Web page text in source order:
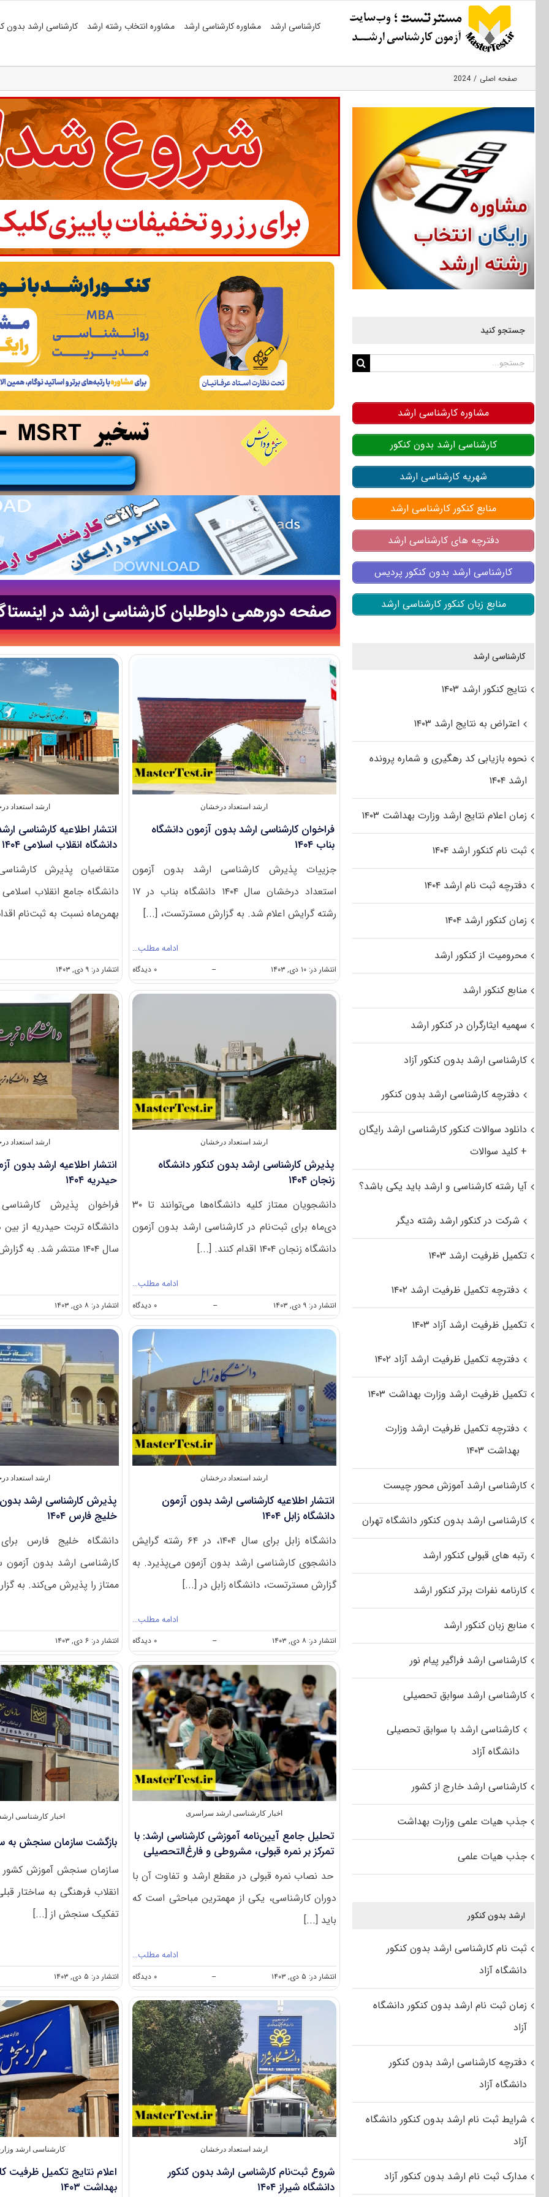
کارشناسی ارشد مشاوره کارشناسی ارشد مشاوره انتخاب رشته ارشد کارشناسی ارشد بدون
صفحه اصلی 2024
ارشد استعداد درخشان
فراخوان کارشناسی ارشد بدون آزمون دانشگاه
بناب ۱۴۰۴
جزییات پذیرش کارشناسی ارشد بدون آزمون
استعداد درخشان سال ۱۴۰۴ دانشگاه بناب در ۱۷
رشته گرایش اعلام شد. به گزارش مسترتست، [...]
ادامه مطلب…
انتشار در: ۱۰ دی, ۱۴۰۳ -- ۰ دیدگاه
فراخوان
کارشناسی
ارشد
بدون
آزمون
دانشگاه
بناب
۱۴۰۴
ارشد استعداد
انتشار اطلاعیه کارشناسی
دانشگاه انقلاب اسلامی ۱۴۰۴
متقاضیان پذیرش
بهمن‌ماه نسبت به ثبت‌نام
انتشار در: ۹ دی, ۱۴۰۳
ارشد استعداد درخشان
پذیرش کارشناسی ارشد بدون کنکور دانشگاه
زنجان ۱۴۰۴
دانشجویان ممتاز کلیه دانشگاه‌ها می‌توانند تا ۳۰
دی‌ماه برای ثبت‌نام در کارشناسی ارشد بدون آزمون
دانشگاه زنجان ۱۴۰۴ اقدام کنند. [...]
ادامه مطلب…
انتشار در: ۹ دی, ۱۴۰۳ -- ۰ دیدگاه
پذیرش
کارشناسی
ارشد
دانشگاه
۱۴۰۴
ارشد استعداد
انتشار اطلاعیه ارشد بدون
حیدریه ۱۴۰۴
فراخوان پذیرش
دانشگاه تربت حیدریه از بین
سال ۱۴۰۴ منتشر شد. به گزارش مسترتست، [...]
انتشار در: ۸ دی, ۱۴۰۳
ارشد استعداد درخشان
انتشار اطلاعیه کارشناسی ارشد بدون آزمون
دانشگاه زابل ۱۴۰۴
دانشگاه زابل برای سال ۱۴۰۴، در ۶۴ رشته گرایش
دانشجوی کارشناسی ارشد بدون آزمون می‌پذیرد. به
گزارش مسترتست، دانشگاه زابل در [...]
ادامه مطلب…
انتشار در: ۸ دی, ۱۴۰۳ -- ۰ دیدگاه
انتشار
اطلاعیه
کارشناسی
ارشد
بدون
آزمون
دانشگاه
۱۴۰۴
ارشد استعداد
پذیرش کارشناسی ارشد بدون
خلیج فارس ۱۴۰۴
دانشگاه خلیج فارس
ممتاز را پذیرش می‌کند. به
انتشار در: ۶ دی, ۱۴۰۳
اخبار کارشناسی ارشد سراسری
تحلیل جامع آیین‌نامه آموزشی کارشناسی ارشد: با
تمرکز بر نمره قبولی، مشروطی و فارغ‌التحصیلی
حد نصاب نمره قبولی در مقطع ارشد و تفاوت آن با
دوران کارشناسی، یکی از مهمترین مباحثی است که
باید [...]
ادامه مطلب…
انتشار در: ۵ دی, ۱۴۰۳ -- ۰ دیدگاه
تحلیل
جامع
آیین‌نامه
آموزشی
کارشناسی
ارشد:
با
تمرکز
بر
نمره
قبولی،
مشروطی
و
فارغ‌التحصیلی
اخبار کارشناسی
بازگشت سازمان سنجش به
سازمان سنجش آموزش کشور
انقلاب فرهنگی به ساختار
تفکیک سنجش از [...]
انتشار در: ۵ دی, ۱۴۰۳
ارشد استعداد درخشان
شروع ثبت‌نام کارشناسی ارشد بدون کنکور
دانشگاه شیراز ۱۴۰۴
کارشناسی ارشد
اعلام نتایج تکمیل ظرفیت
بهداشت ۱۴۰۳
جستجو کنید
جستجو
مشاوره کارشناسی ارشد
کارشناسی ارشد بدون کنکور
شهریه کارشناسی ارشد
منابع کنکور کارشناسی ارشد
دفترچه های کارشناسی ارشد
کارشناسی ارشد بدون کنکور پردیس
منابع زبان کنکور کارشناسی ارشد
کارشناسی ارشد
نتایج کنکور ارشد ۱۴۰۳
اعتراض به نتایج ارشد ۱۴۰۳
نحوه بازیابی کد رهگیری و شماره پرونده
ارشد ۱۴۰۴
زمان اعلام نتایج ارشد وزارت بهداشت ۱۴۰۳
ثبت نام کنکور ارشد ۱۴۰۴
دفترچه ثبت نام ارشد ۱۴۰۴
زمان کنکور ارشد ۱۴۰۴
محرومیت از کنکور ارشد
منابع کنکور ارشد
سهمیه ایثارگران در کنکور ارشد
کارشناسی ارشد بدون کنکور آزاد
دفترچه کارشناسی ارشد بدون کنکور
دانلود سوالات کنکور کارشناسی ارشد رایگان
+ کلید سوالات
آیا رشته کارشناسی و ارشد باید یکی باشد؟
شرکت در کنکور ارشد رشته دیگر
تکمیل ظرفیت ارشد ۱۴۰۳
دفترچه تکمیل ظرفیت ارشد ۱۴۰۲
تکمیل ظرفیت ارشد آزاد ۱۴۰۳
دفترچه تکمیل ظرفیت ارشد آزاد ۱۴۰۲
تکمیل ظرفیت ارشد وزارت بهداشت ۱۴۰۳
دفترچه تکمیل ظرفیت ارشد وزارت
بهداشت ۱۴۰۳
کارشناسی ارشد آموزش محور چیست
کارشناسی ارشد بدون کنکور دانشگاه تهران
رتبه های قبولی کنکور ارشد
کارنامه نفرات برتر کنکور ارشد
منابع زبان کنکور ارشد
کارشناسی ارشد فراگیر پیام نور
کارشناسی ارشد سوابق تحصیلی
کارشناسی ارشد با سوابق تحصیلی
دانشگاه آزاد
کارشناسی ارشد خارج از کشور
جذب هیات علمی وزارت بهداشت
جذب هیات علمی
ارشد بدون کنکور
ثبت نام کارشناسی ارشد بدون کنکور
دانشگاه آزاد
زمان ثبت نام ارشد بدون کنکور دانشگاه
آزاد
دفترچه کارشناسی ارشد بدون کنکور
دانشگاه آزاد
شرایط ثبت نام ارشد بدون کنکور دانشگاه
آزاد
مدارک ثبت نام ارشد بدون کنکور آزاد